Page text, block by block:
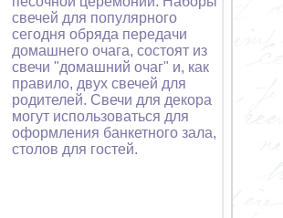
свечей для популярного
сегодня обряда передачи
домашнего очага, состоят из
свечи "домашний очаг" и, как
правило, двух свечей для
родителей. Свечи для декора
могут использоваться для
оформления банкетного зала,
столов для гостей.